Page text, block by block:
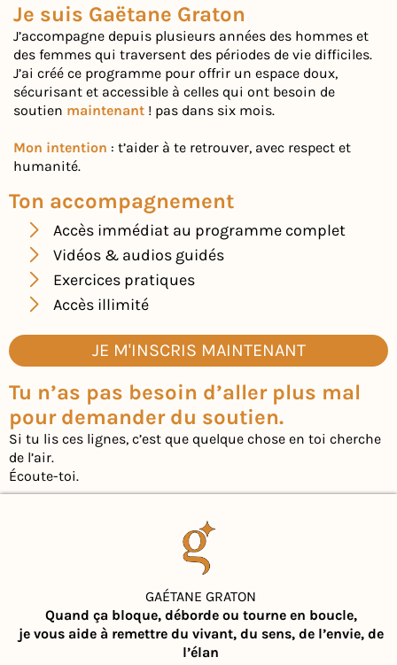
Je suis Gaëtane Graton
J’accompagne depuis plusieurs années des hommes et
des femmes qui traversent des périodes de vie difficiles.
J’ai créé ce programme pour offrir un espace doux,
sécurisant et accessible à celles qui ont besoin de
soutien maintenant ! pas dans six mois.
Mon intention : t’aider à te retrouver, avec respect et
humanité.
Ton accompagnement
Accès immédiat au programme complet
Vidéos & audios guidés
Exercices pratiques
Accès illimité
JE M'INSCRIS MAINTENANT
Tu n’as pas besoin d’aller plus mal
pour demander du soutien.
Si tu lis ces lignes, c’est que quelque chose en toi cherche
de l’air.
Écoute-toi.
GAÉTANE GRATON
Quand ça bloque, déborde ou tourne en boucle,
je vous aide à remettre du vivant, du sens, de l’envie, de
l’élan